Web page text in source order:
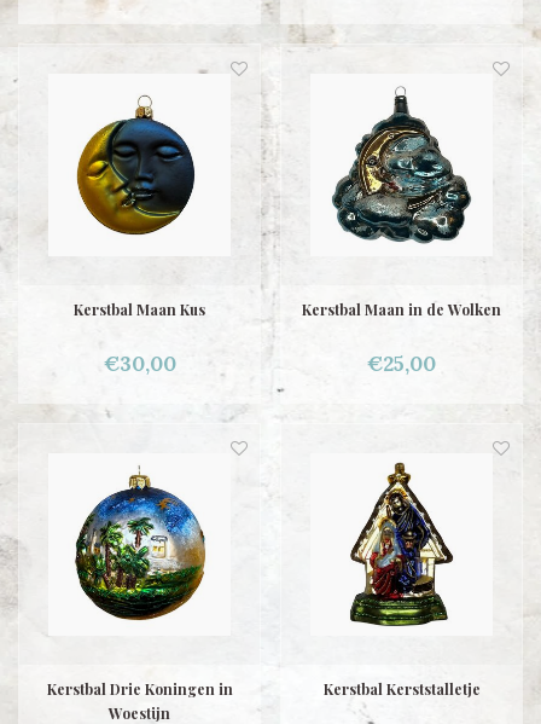
Kerstbal Maan Kus
€30,00
Kerstbal Maan in de Wolken
€25,00
Kerstbal Drie Koningen in
Woestijn
Kerstbal Kerststalletje